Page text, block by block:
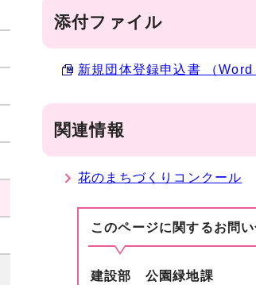
添付ファイル
新規団体登録申込書 （Word
関連情報
花のまちづくりコンクール
このページに関するお問
建設部 公園緑地課